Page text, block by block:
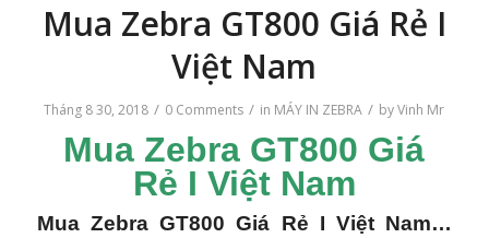
Mua Zebra GT800 Giá Rẻ I
Việt Nam
Tháng 8 30, 2018 / 0 Comments / in MÁY IN ZEBRA / byVinh Mr
Mua Zebra GT800 Giá
Rẻ I Việt Nam
Mua Zebra GT800 Giá Rẻ I Việt Nam…